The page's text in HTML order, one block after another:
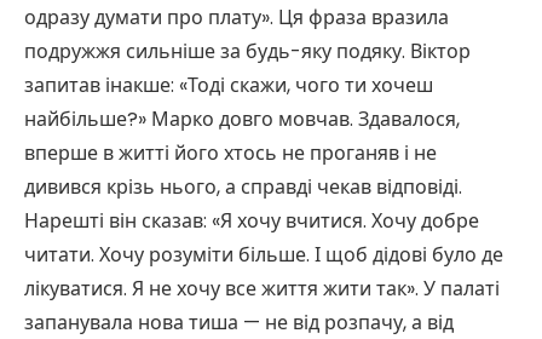
одразу думати про плату». Ця фраза вразила
подружжя сильніше за будь-яку подяку. Віктор
запитав інакше: «Тоді скажи, чого ти хочеш
найбільше?» Марко довго мовчав. Здавалося,
вперше в житті його хтось не проганяв і не
дивився крізь нього, а справді чекав відповіді.
Нарешті він сказав: «Я хочу вчитися. Хочу добре
читати. Хочу розуміти більше. І щоб дідові було де
лікуватися. Я не хочу все життя жити так». У палаті
запанувала нова тиша — не від розпачу, а від